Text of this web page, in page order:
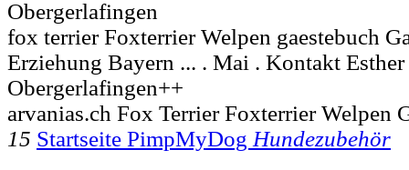
Obergerlafingen
fox terrier Foxterrier Welpen gaestebuch
Erziehung Bayern ... . Mai . Kontakt
Obergerlafingen++
arvanias.ch Fox Terrier Foxterrier Welpen
15 Startseite PimpMyDog Hundezubehör